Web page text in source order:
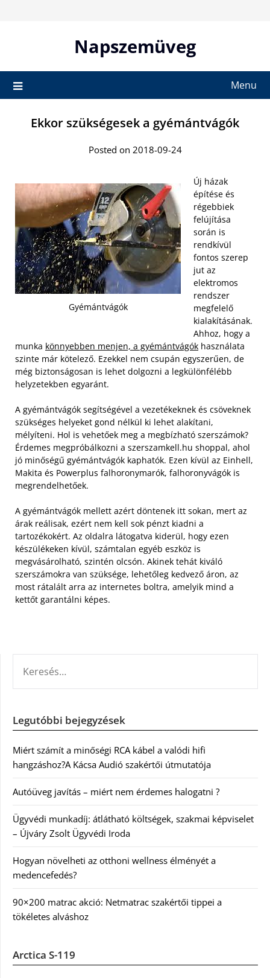
Napszemüveg
Menu
Ekkor szükségesek a gyémántvágók
Posted on 2018-09-24
Gyémántvágók
Új házak
építése és
régebbiek
felújítása
során is
rendkívül
fontos szerep
jut az
elektromos
rendszer
megfelelő
kialakításának.
Ahhoz, hogy a
munka könnyebben menjen, a gyémántvágók használata
szinte már kötelező. Ezekkel nem csupán egyszerűen, de
még biztonságosan is lehet dolgozni a legkülönfélébb
helyzetekben egyaránt.
A gyémántvágók segítségével a vezetékeknek és csöveknek
szükséges helyeket gond nélkül ki lehet alakítani,
mélyíteni. Hol is vehetőek meg a megbízható szerszámok?
Érdemes megpróbálkozni a szerszamkell.hu shoppal, ahol
jó minőségű gyémántvágók kaphatók. Ezen kívül az Einhell,
Makita és Powerplus falhoronymarók, falhoronyvágók is
megrendelhetőek.
A gyémántvágók mellett azért döntenek itt sokan, mert az
árak reálisak, ezért nem kell sok pénzt kiadni a
tartozékokért. Az oldalra látogatva kiderül, hogy ezen
készülékeken kívül, számtalan egyéb eszköz is
megvásárolható, szintén olcsón. Akinek tehát kiváló
szerszámokra van szüksége, lehetőleg kedvező áron, az
most rátalált arra az internetes boltra, amelyik mind a
kettőt garantálni képes.
Legutóbbi bejegyzések
Miért számít a minőségi RCA kábel a valódi hifi
hangzáshoz?A Kácsa Audió szakértői útmutatója
Autóüveg javítás – miért nem érdemes halogatni ?
Ügyvédi munkadíj: átlátható költségek, szakmai képviselet
– Újváry Zsolt Ügyvédi Iroda
Hogyan növelheti az otthoni wellness élményét a
medencefedés?
90×200 matrac akció: Netmatrac szakértői tippei a
tökéletes alváshoz
Arctica S-119